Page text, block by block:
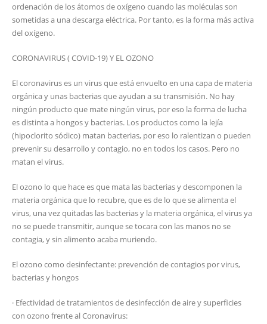
ordenación de los átomos de oxígeno cuando las moléculas son
sometidas a una descarga eléctrica. Por tanto, es la forma más activa
del oxígeno.
CORONAVIRUS ( COVID-19) Y EL OZONO
El coronavirus es un virus que está envuelto en una capa de materia
orgánica y unas bacterias que ayudan a su transmisión. No hay
ningún producto que mate ningún virus, por eso la forma de lucha
es distinta a hongos y bacterias. Los productos como la lejía
(hipoclorito sódico) matan bacterias, por eso lo ralentizan o pueden
prevenir su desarrollo y contagio, no en todos los casos. Pero no
matan el virus.
El ozono lo que hace es que mata las bacterias y descomponen la
materia orgánica que lo recubre, que es de lo que se alimenta el
virus, una vez quitadas las bacterias y la materia orgánica, el virus ya
no se puede transmitir, aunque se tocara con las manos no se
contagia, y sin alimento acaba muriendo.
El ozono como desinfectante: prevención de contagios por virus,
bacterias y hongos
· Efectividad de tratamientos de desinfección de aire y superficies
con ozono frente al Coronavirus: